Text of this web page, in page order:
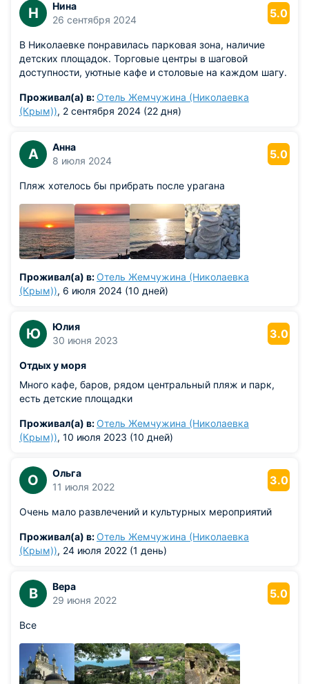
Н
Нина
26 сентября 2024
5.0
В Николаевке понравилась парковая зона, наличие
детских площадок. Торговые центры в шаговой
доступности, уютные кафе и столовые на каждом шагу.
Проживал(а) в: Отель Жемчужина (Николаевка
(Крым)), 2 сентября 2024 (22 дня)
А
Анна
8 июля 2024
5.0
Пляж хотелось бы прибрать после урагана
Проживал(а) в: Отель Жемчужина (Николаевка
(Крым)), 6 июля 2024 (10 дней)
Ю
Юлия
30 июня 2023
3.0
Отдых у моря
Много кафе, баров, рядом центральный пляж и парк,
есть детские площадки
Проживал(а) в: Отель Жемчужина (Николаевка
(Крым)), 10 июля 2023 (10 дней)
О
Ольга
11 июля 2022
3.0
Очень мало развлечений и культурных мероприятий
Проживал(а) в: Отель Жемчужина (Николаевка
(Крым)), 24 июля 2022 (1 день)
В
Вера
29 июня 2022
5.0
Все